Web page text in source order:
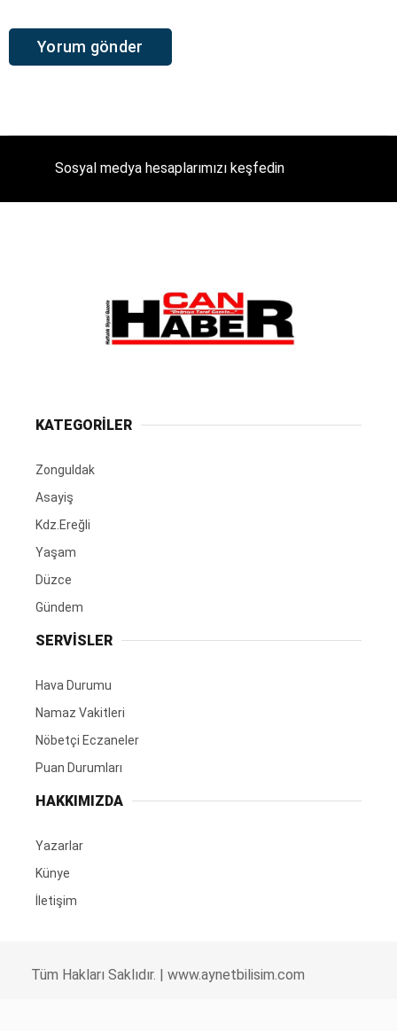
Sosyal medya hesaplarımızı keşfedin
KATEGORİLER
Zonguldak
Asayiş
Kdz.Ereğli
Yaşam
Düzce
Gündem
SERVİSLER
Hava Durumu
Namaz Vakitleri
Nöbetçi Eczaneler
Puan Durumları
HAKKIMIZDA
Yazarlar
Künye
İletişim
Tüm Hakları Saklıdır. | www.aynetbilisim.com